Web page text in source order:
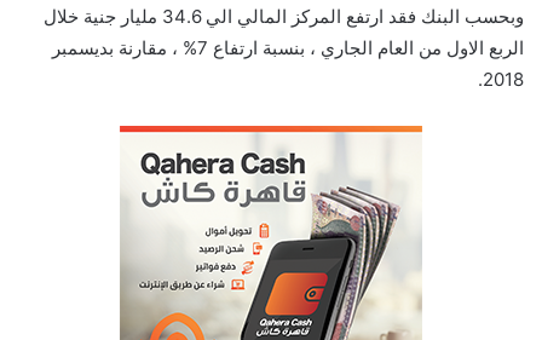
وبحسب البنك فقد ارتفع المركز المالي الي 34.6 مليار جنية خلال
الربع الاول من العام الجاري ، بنسبة ارتفاع 7% ، مقارنة بديسمبر
2018.